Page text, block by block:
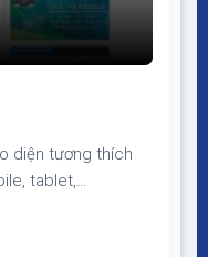
diện tương thích
tablet,